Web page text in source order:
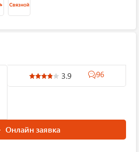
3.9 96
Онлайн заявка